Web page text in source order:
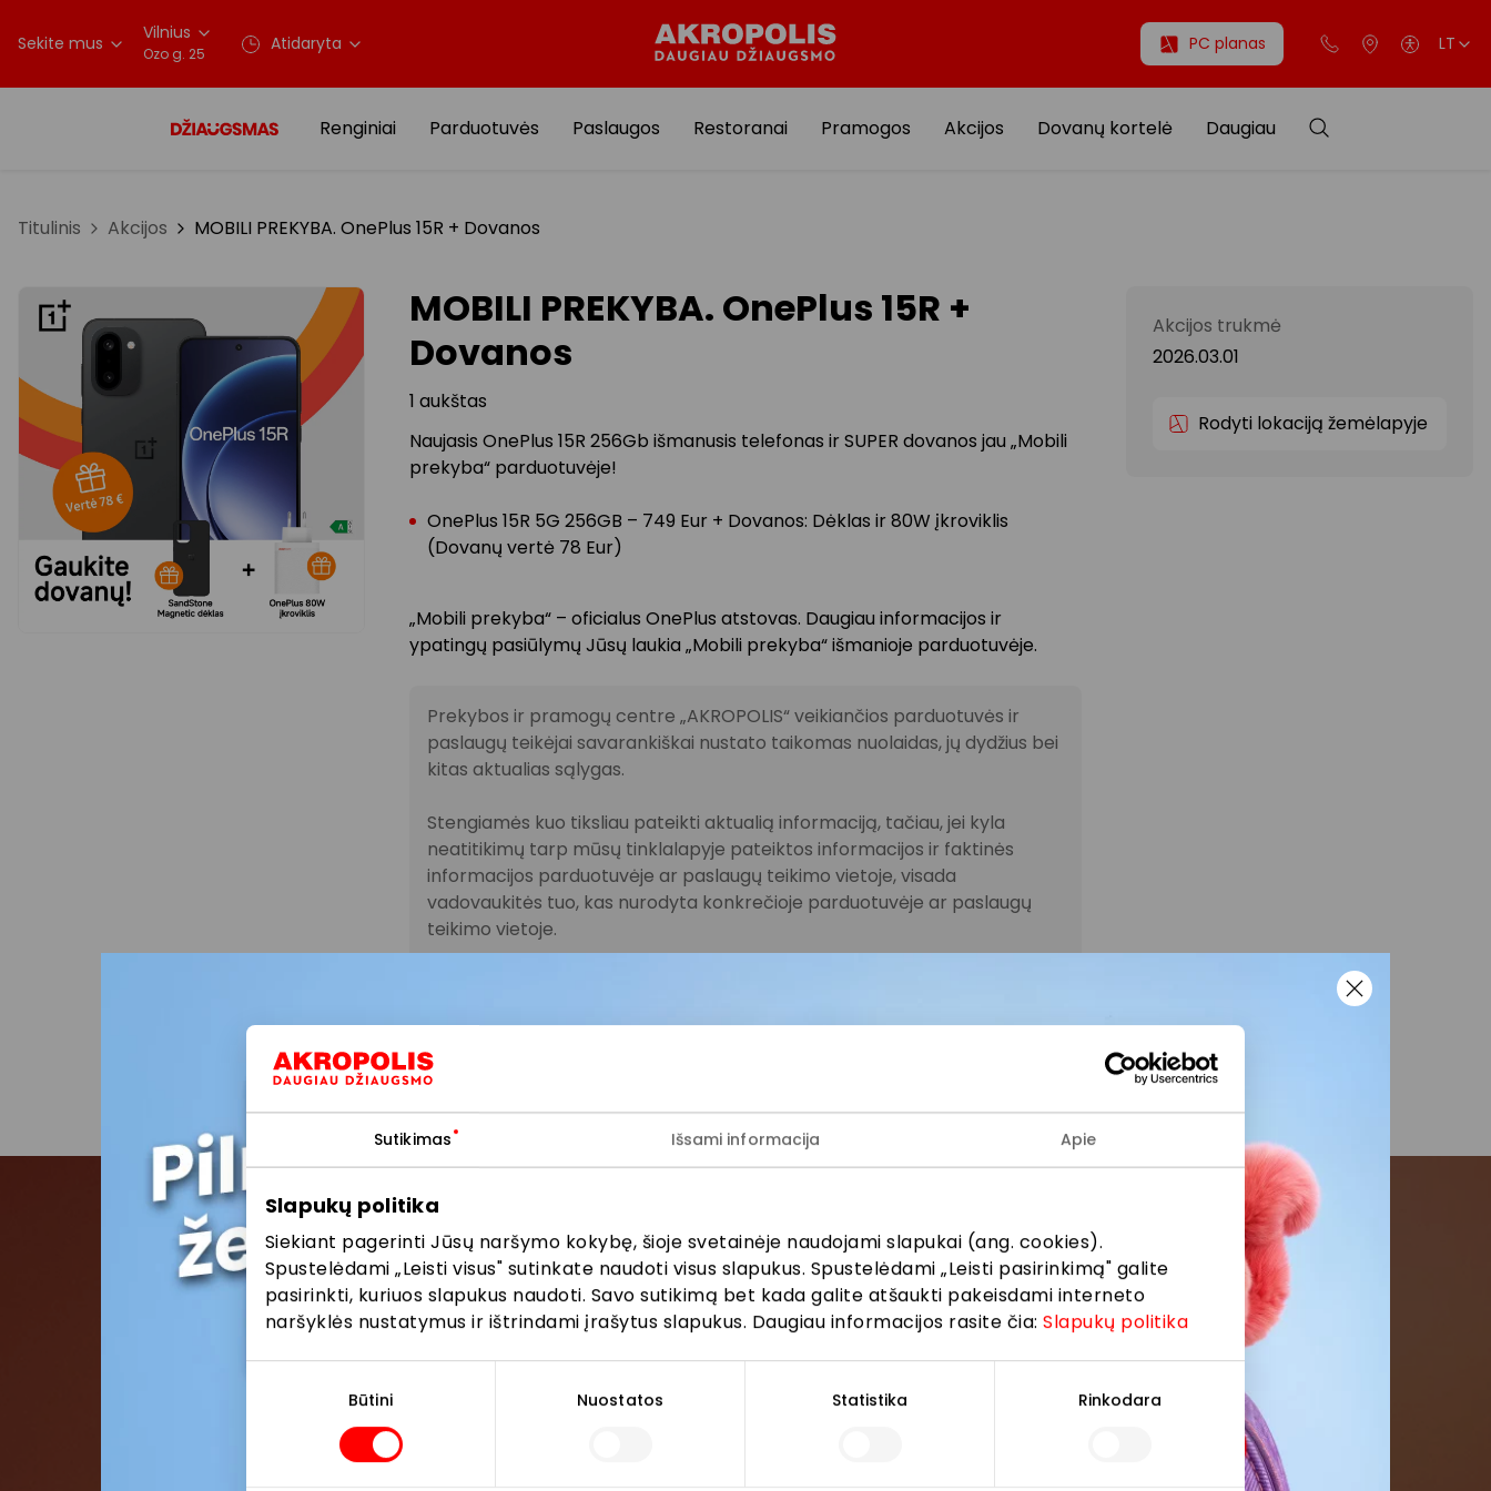
Sutikimas Išsami informacija Apie
Slapukų politika
Siekiant pagerinti Jūsų naršymo kokybę, šioje svetainėje naudojami slapukai (ang. cookies).
Spustelėdami „Leisti visus" sutinkate naudoti visus slapukus. Spustelėdami „Leisti pasirinkimą" galite
pasirinkti, kuriuos slapukus naudoti. Savo sutikimą bet kada galite atšaukti pakeisdami interneto
naršyklės nustatymus ir ištrindami įrašytus slapukus. Daugiau informacijos rasite čia:Slapukų politika
Būtini Nuostatos Statistika Rinkodara
Sekite mus Vilnius
Ozo g. 25 Atidaryta PC planas LT
Renginiai Parduotuvės Paslaugos Restoranai Pramogos Akcijos Dovanų kortelė Daugiau
Titulinis Akcijos MOBILI PREKYBA. OnePlus 15R + Dovanos
MOBILI PREKYBA. OnePlus 15R +
Dovanos
1 aukštas
Naujasis OnePlus 15R 256Gb išmanusis telefonas ir SUPER dovanos jau „Mobili
prekyba“ parduotuvėje!
OnePlus 15R 5G 256GB – 749 Eur + Dovanos: Dėklas ir 80W įkroviklis
(Dovanų vertė 78 Eur)
„Mobili prekyba“ – oficialus OnePlus atstovas. Daugiau informacijos ir
ypatingų pasiūlymų Jūsų laukia „Mobili prekyba“ išmanioje parduotuvėje.
Prekybos ir pramogų centre „AKROPOLIS“ veikiančios parduotuvės ir
paslaugų teikėjai savarankiškai nustato taikomas nuolaidas, jų dydžius bei
kitas aktualias sąlygas.
Stengiamės kuo tiksliau pateikti aktualią informaciją, tačiau, jei kyla
neatitikimų tarp mūsų tinklalapyje pateiktos informacijos ir faktinės
informacijos parduotuvėje ar paslaugų teikimo vietoje, visada
vadovaukitės tuo, kas nurodyta konkrečioje parduotuvėje ar paslaugų
teikimo vietoje.
Akcijos trukmė
2026.03.01
Rodyti lokaciją žemėlapyje
Prisijunkite prie mūsų bendruomenės
Pirmieji sužinokite apie geriausius pasiūlymus, renginius ir naujausią informaciją iš